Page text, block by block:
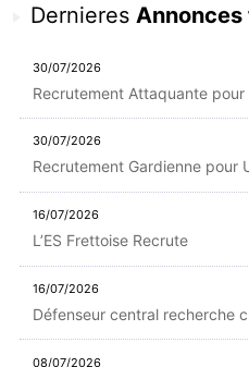
Dernieres
30/07/2026
Recrutement Attaquante pour
30/07/2026
Recrutement Gardienne pour
16/07/2026
L’ES Frettoise Recrute
16/07/2026
Défenseur central recherche
08/07/2026